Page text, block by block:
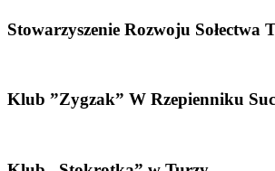
Stowarzyszenie Rozwoju Sołectwa
Klub ”Zygzak” W Rzepienniku